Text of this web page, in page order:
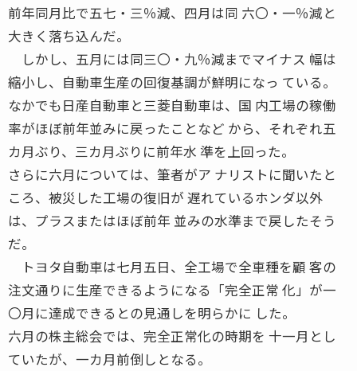
前年同月比で五七・三％減、四月は同 六〇・一％減と
大きく落ち込んだ。
しかし、五月には同三〇・九％減までマイナス 幅は
縮小し、自動車生産の回復基調が鮮明になっ ている。
なかでも日産自動車と三菱自動車は、国 内工場の稼働
率がほぼ前年並みに戻ったことなど から、それぞれ五
カ月ぶり、三カ月ぶりに前年水 準を上回った。
さらに六月については、筆者がア ナリストに聞いたと
ころ、被災した工場の復旧が 遅れているホンダ以外
は、プラスまたはほぼ前年 並みの水準まで戻したそう
だ。
トヨタ自動車は七月五日、全工場で全車種を顧 客の
注文通りに生産できるようになる「完全正常 化」が一
〇月に達成できるとの見通しを明らかに した。
六月の株主総会では、完全正常化の時期を 十一月とし
ていたが、一カ月前倒しとなる。